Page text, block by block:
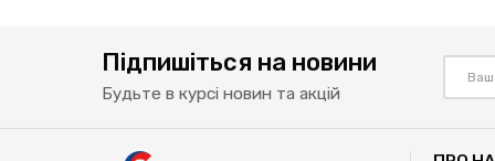
Підпишіться на новини
Будьте в курсі новин та акцій